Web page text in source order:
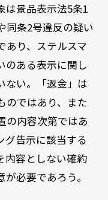
は景品表示法5条1
同条2号違反の疑い
あり、ステルスマ
のある表示に関し
ない。「返金」は
のではあり、また
の内容次第ではあ
グ告示に該当する
内容としない確約
必要であろう。